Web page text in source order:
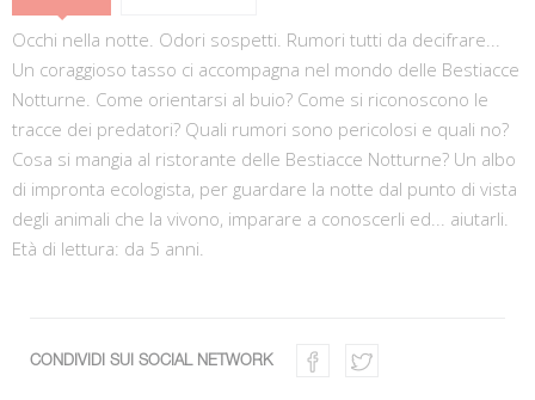
Occhi nella notte. Odori sospetti. Rumori tutti da decifrare...
Un coraggioso tasso ci accompagna nel mondo delle Bestiacce
Notturne. Come orientarsi al buio? Come si riconoscono le
tracce dei predatori? Quali rumori sono pericolosi e quali no?
Cosa si mangia al ristorante delle Bestiacce Notturne? Un albo
di impronta ecologista, per guardare la notte dal punto di vista
degli animali che la vivono, imparare a conoscerli ed... aiutarli.
Età di lettura: da 5 anni.
CONDIVIDI SUI SOCIAL NETWORK